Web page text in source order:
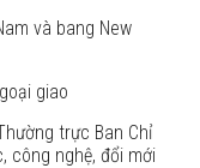
và bang New
giao
trực Ban Chỉ
công nghệ, đổi mới